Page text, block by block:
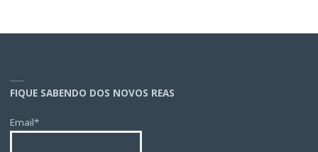
FIQUE SABENDO DOS NOVOS REAS
Email*